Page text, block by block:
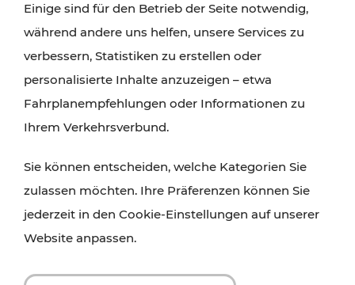
Attraktionen sind mit den Ticket- und Fahrplan-
Angeboten des VOR gut und schnell erreichbar.
Einige sind für den Betrieb der Seite notwendig,
während andere uns helfen, unsere Services zu
verbessern, Statistiken zu erstellen oder
personalisierte Inhalte anzuzeigen – etwa
Fahrplanempfehlungen oder Informationen zu
Ihrem Verkehrsverbund.
Sie können entscheiden, welche Kategorien Sie
zulassen möchten. Ihre Präferenzen können Sie
jederzeit in den Cookie-Einstellungen auf unserer
Website anpassen.